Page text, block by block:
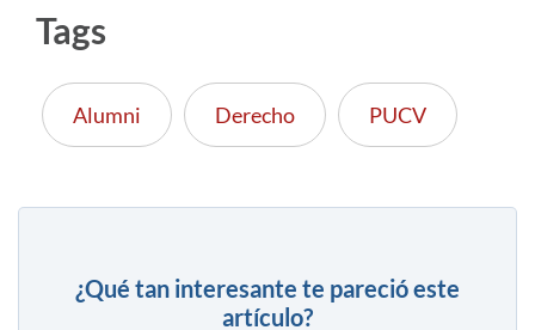
Tags
Alumni Derecho PUCV
¿Qué tan interesante te pareció este
artículo?